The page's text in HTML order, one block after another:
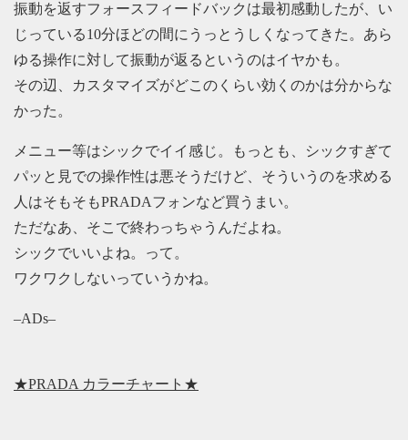
振動を返すフォースフィードバックは最初感動したが、い
じっている10分ほどの間にうっとうしくなってきた。あら
ゆる操作に対して振動が返るというのはイヤかも。
その辺、カスタマイズがどこのくらい効くのかは分からな
かった。
メニュー等はシックでイイ感じ。もっとも、シックすぎて
パッと見での操作性は悪そうだけど、そういうのを求める
人はそもそもPRADAフォンなど買うまい。
ただなあ、そこで終わっちゃうんだよね。
シックでいいよね。って。
ワクワクしないっていうかね。
–ADs–
★PRADA カラーチャート★